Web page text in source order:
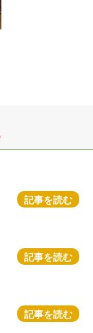
記事を読む
記事を読む
記事を読む